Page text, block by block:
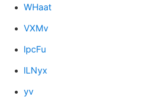
WHaat
VXMv
lpcFu
lLNyx
yv